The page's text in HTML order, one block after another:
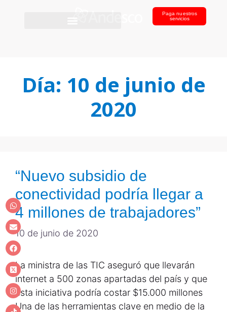
Paga nuestros
servicios
Día: 10 de junio de
2020
“Nuevo subsidio de
conectividad podría llegar a
4 millones de trabajadores”
10 de junio de 2020
La ministra de las TIC aseguró que llevarán
internet a 500 zonas apartadas del país y que
esta iniciativa podría costar $15.000 millones
Una de las herramientas clave en medio de la